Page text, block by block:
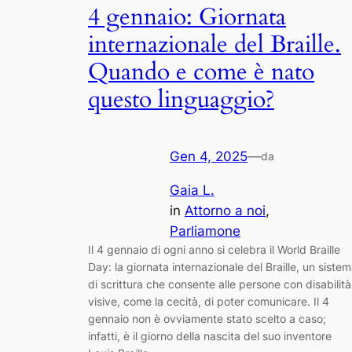
4 gennaio: Giornata
internazionale del Braille.
Quando e come è nato
questo linguaggio?
Gen 4, 2025—da
Gaia L.
in Attorno a noi
Parliamone
Il 4 gennaio di ogni anno si celebra il World Braille
Day: la giornata internazionale del Braille, un
di scrittura che consente alle persone con disabilità
visive, come la cecità, di poter comunicare. Il 4
gennaio non è ovviamente stato scelto a caso;
infatti, è il giorno della nascita del suo inventore